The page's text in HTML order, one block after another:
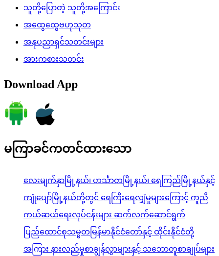
သူတို့ပြောတဲ့ သူတို့အကြောင်း
အထွေထွေဗဟုသုတ
အနုပညာရှင်သတင်းများ
အားကစားသတင်း
Download App
မကြာခင်ကတင်ထားသော
လေးမျက်နှာမြို့နယ်၊ ဟင်္သာတမြို့နယ်၊ ရေကြည်မြို့နယ်နှင့်
ကျုံပျော်မြို့နယ်တို့တွင် ရေကြီးရေလျှံမှုများကြောင့် ကူညီ
ကယ်ဆယ်ရေးလုပ်ငန်းများ ဆက်လက်ဆောင်ရွက်
ပြည်ထောင်စုသမ္မတမြန်မာနိုင်ငံတော်နှင့် ထိုင်းနိုင်ငံတို့
အကြား နားလည်မှုစာချွန်လွှာများနှင့် သဘောတူစာချုပ်များ